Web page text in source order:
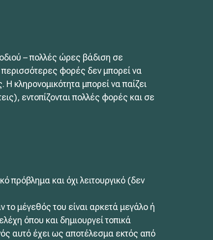
– πολλές ώρες βάδιση σε
περισσότερες φορές δεν μπορεί να
κληρονομικότητα μπορεί να παίζει
εντοπίζονται πολλές φορές και σε
πρόβλημα και όχι λειτουργικό (δεν
μέγεθός του είναι αρκετά μεγάλο ή
όπου και δημιουργεί τοπικά
αυτό έχει ως αποτέλεσμα εκτός από